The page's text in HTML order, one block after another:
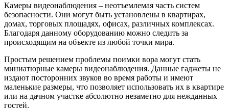
Камеры видеонаблюдения – неотъемлемая часть систем
безопасности. Они могут быть установлены в квартирах,
домах, торговых площадях, офисах, различных комплексах.
Благодаря данному оборудованию можно следить за
происходящим на объекте из любой точки мира.
Простым решением проблемы поимки вора могут стать
миниатюрные камеры видеонаблюдения. Данные гаджеты не
издают посторонних звуков во время работы и имеют
маленькие размеры, что позволяет использовать их в квартире
или на дачном участке абсолютно незаметно для нежданных
гостей.